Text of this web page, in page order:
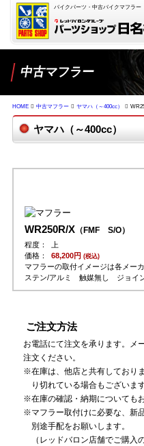
バイクパーツ・中古バイクマフラー
中古マフラー
HOME 中古マフラー ヤマハ（～400cc）
ヤマハ（～400cc）
WR250R/X （FMF S/O）
程度：
上
価格：
68,200円 (税込)
マフラーの取付イメージは各メー
ステン/アルミ 触媒無し ジョイ
ご注文方法
お電話にて注文を承ります。メ
注文ください。
在庫は、他店と共有しており
り切れている場合もございま
在庫の確認・納期についても
マフラー取付けに必要な、新
別途手配をお願いします。
（レッドバロン店舗でご購入